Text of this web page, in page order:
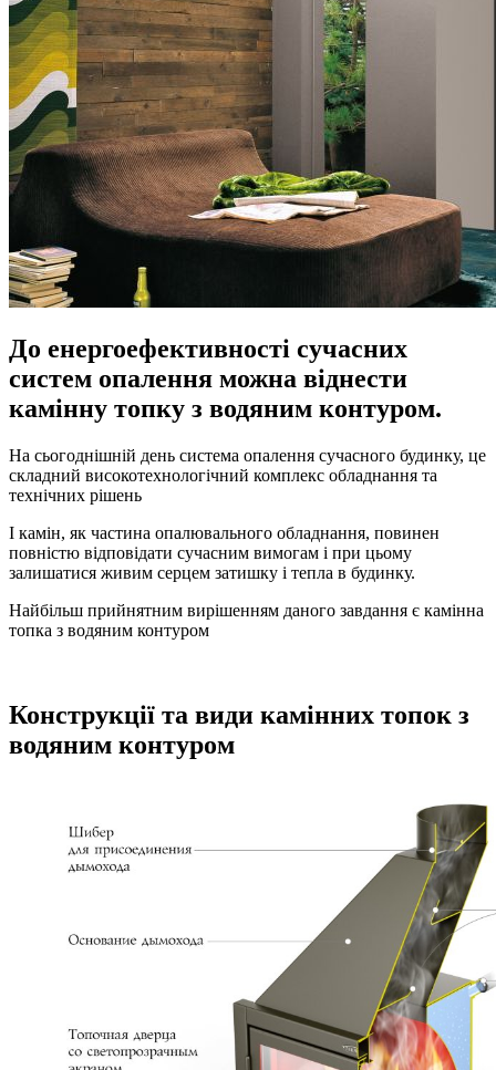
До енергоефективності сучасних
систем опалення можна віднести
камінну топку з водяним контуром.
На сьогоднішній день система опалення сучасного будинку, це
складний високотехнологічний комплекс обладнання та
технічних рішень
І камін, як частина опалювального обладнання, повинен
повністю відповідати сучасним вимогам і при цьому
залишатися живим серцем затишку і тепла в будинку.
Найбільш прийнятним вирішенням даного завдання є камінна
топка з водяним контуром
Конструкції та види камінних топок з
водяним контуром